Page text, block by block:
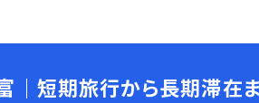
｜短期旅行から長期滞在